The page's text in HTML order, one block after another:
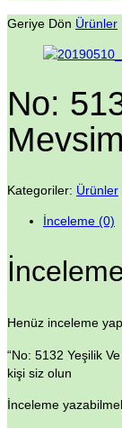
Geriye Dön Ürünler
No:
Kategoriler: Ürünler
İnceleme (0)
Henüz inceleme
“No: 5132 Yeşilik
kişi siz olun
İnceleme